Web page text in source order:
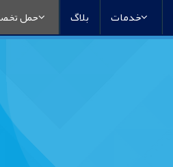
خدمات بلاگ حمل